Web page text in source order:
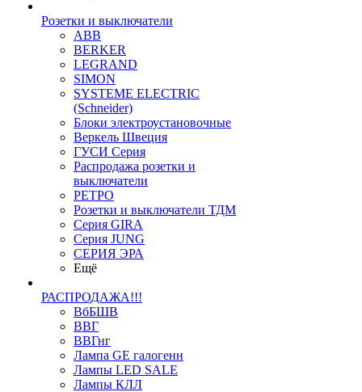
Розетки и выключатели
ABB
BERKER
LEGRAND
SIMON
SYSTEME ELECTRIC
(Schneider)
Блоки электроустановочные
Веркель Швеция
ГУСИ Серия
Распродажа розетки и
выключатели
РЕТРО
Розетки и выключатели ТДМ
Серия GIRA
Серия JUNG
СЕРИЯ ЭРА
Ещё
РАСПРОДАЖА!!!
ВбБШВ
ВВГ
ВВГнг
Лампа GE галогенн
Лампы LED SALE
Лампы КЛЛ